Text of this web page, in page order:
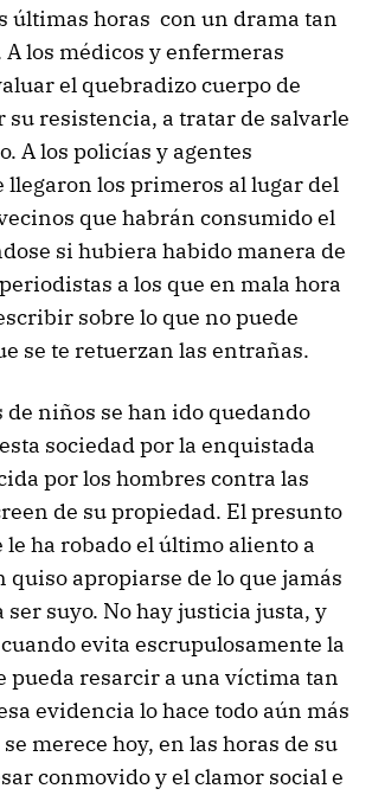
últimas horas con un drama tan
los médicos y enfermeras
el quebradizo cuerpo de
su resistencia, a tratar de salvarle
A los policías y agentes
llegaron los primeros al lugar del
que habrán consumido el
si hubiera habido manera de
a los que en mala hora
sobre lo que no puede
se te retuerzan las entrañas.
de niños se han ido quedando
sociedad por la enquistada
por los hombres contra las
de su propiedad. El presunto
le ha robado el último aliento a
apropiarse de lo que jamás
suyo. No hay justicia justa, y
evita escrupulosamente la
pueda resarcir a una víctima tan
evidencia lo hace todo aún más
merece hoy, en las horas de su
conmovido y el clamor social e